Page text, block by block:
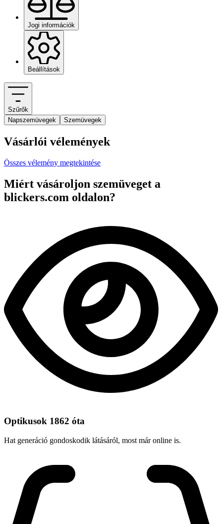
Jogi információk
Beállítások
Szűrők
Napszemüvegek
Szemüvegek
Vásárlói vélemények
Összes vélemény megtekintése
Miért vásároljon szemüveget a
blickers.com oldalon?
Optikusok 1862 óta
Hat generáció gondoskodik látásáról, most már online is.